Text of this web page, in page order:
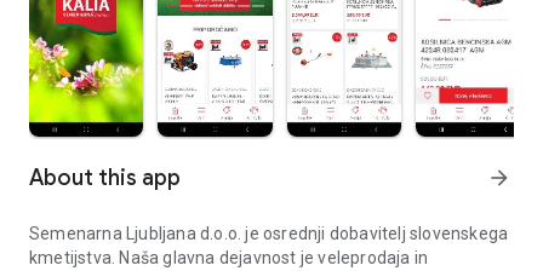
About this app arrow_forward
Semenarna Ljubljana d.o.o. je osrednji dobavitelj slovenskega
kmetijstva. Naša glavna dejavnost je veleprodaja in